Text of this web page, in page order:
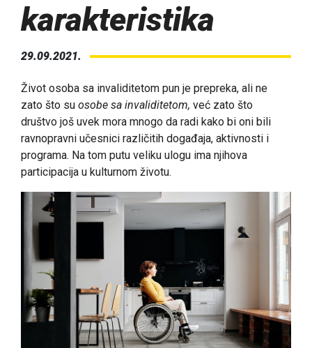
karakteristika
29.09.2021.
Život osoba sa invaliditetom pun je prepreka, ali ne
zato što su osobe sa invaliditetom, već zato što
društvo još uvek mora mnogo da radi kako bi oni bili
ravnopravni učesnici različitih događaja, aktivnosti i
programa. Na tom putu veliku ulogu ima njihova
participacija u kulturnom životu.